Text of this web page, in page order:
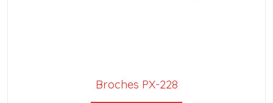
Broches PX-228